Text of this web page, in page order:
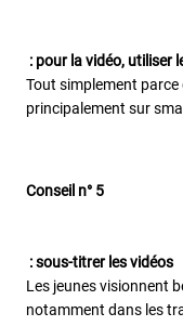
: pour la vidéo, utiliser
Tout simplement
principalement sur
Conseil n° 5
: sous-titrer les vidéos
Les jeunes visionnent
notamment dans les